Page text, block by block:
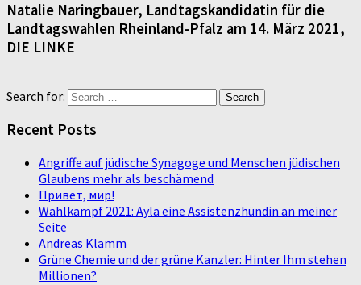
Natalie Naringbauer, Landtagskandidatin für die
Landtagswahlen Rheinland-Pfalz am 14. März 2021,
DIE LINKE
Search for:
Recent Posts
Angriffe auf jüdische Synagoge und Menschen jüdischen
Glaubens mehr als beschämend
Привет, мир!
Wahlkampf 2021: Ayla eine Assistenzhündin an meiner
Seite
Andreas Klamm
Grüne Chemie und der grüne Kanzler: Hinter Ihm stehen
Millionen?